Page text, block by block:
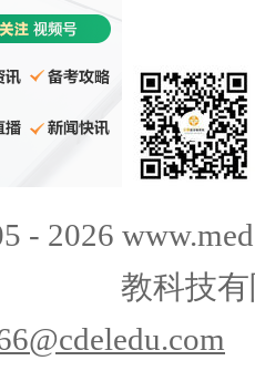
- 2026
教科技